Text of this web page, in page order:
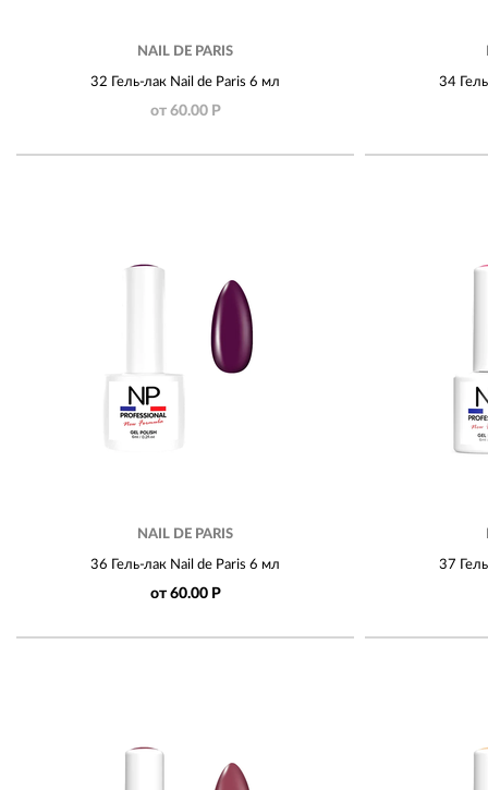
NAIL DE PARIS
32 Гель-лак Nail de Paris 6 мл
от 60.00 Р
34
NAIL DE PARIS
36 Гель-лак Nail de Paris 6 мл
от 60.00 Р
37